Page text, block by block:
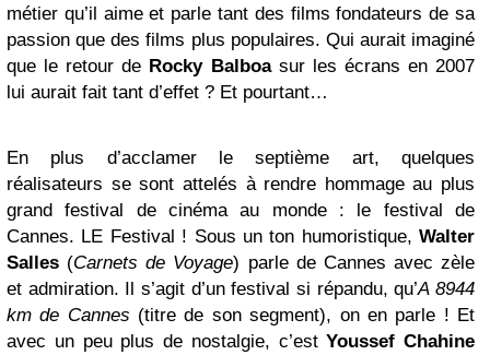
métier qu’il aime et parle tant des films fondateurs de sa
passion que des films plus populaires. Qui aurait imaginé
que le retour de Rocky Balboasur les écrans en 2007
lui aurait fait tant d’effet ? Et pourtant…
En plus d’acclamer le septième art, quelques
réalisateurs se sont attelés à rendre hommage au plus
grand festival de cinéma au monde : le festival de
Cannes. LE Festival ! Sous un ton humoristique, Walter
Salles (Carnets de Voyage) parle de Cannes avec zèle
et admiration. Il s’agit d’un festival si répandu, qu’A 8944
km de Cannes (titre de son segment), on en parle ! Et
avec un peu plus de nostalgie, c’estYoussef Chahine